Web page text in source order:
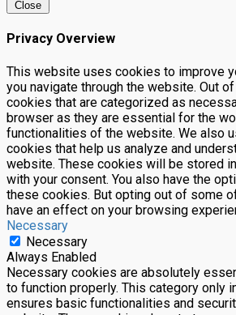
Close
Privacy Overview
This website uses cookies to improve
you navigate through the website. Out
cookies that are categorized as
browser as they are essential for the
functionalities of the website. We also
cookies that help us analyze and
website. These cookies will be stored
with your consent. You also have the
these cookies. But opting out of some
have an effect on your browsing
Necessary
Necessary
Always Enabled
Necessary cookies are absolutely
to function properly. This category only
ensures basic functionalities and